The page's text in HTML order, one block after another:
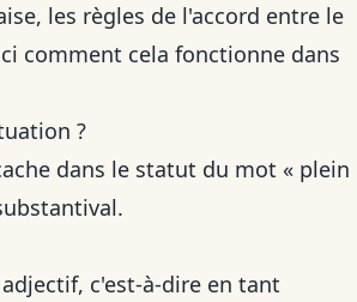
les règles de l'accord entre le
comment cela fonctionne dans
?
dans le statut du mot « plein
c'est-à-dire en tant